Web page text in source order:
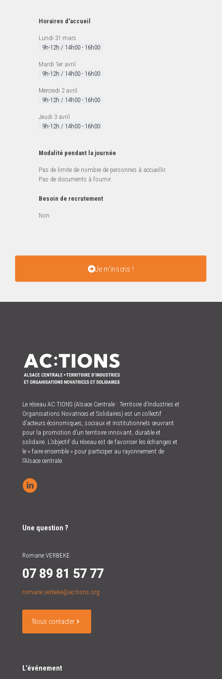
Horaires d'accueil
Lundi 31 mars
9h-12h / 14h00 - 16h00
Mardi 1er avril
9h-12h / 14h00 - 16h00
Mercredi 2 avril
9h-12h / 14h00 - 16h00
Jeudi 3 avril
9h-12h / 14h00 - 16h00
Modalité pendant la journée
Pas de limite de nombre de personnes à accueillir.
Pas de documents à fournir.
Besoin de recrutement
Non
Je m'inscris !
Le réseau AC:TIONS (Alsace Centrale : Territoire d’Industries et
Organisations Novatrices et Solidaires) est un collectif
d’acteurs économiques, sociaux et institutionnels œuvrant
pour la promotion d’un territoire innovant, durable et
solidaire. L’objectif du réseau est de favoriser les échanges et
le « faire ensemble » pour participer au rayonnement de
l’Alsace centrale.
Une question ?
Romane VERBEKE
07 89 81 57 77
romane.verbeke@ac-tions.org
Nous contacter
L’événement